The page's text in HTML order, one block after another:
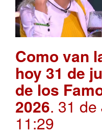
Como van
hoy 31 de
de los
2026. 31
11:29